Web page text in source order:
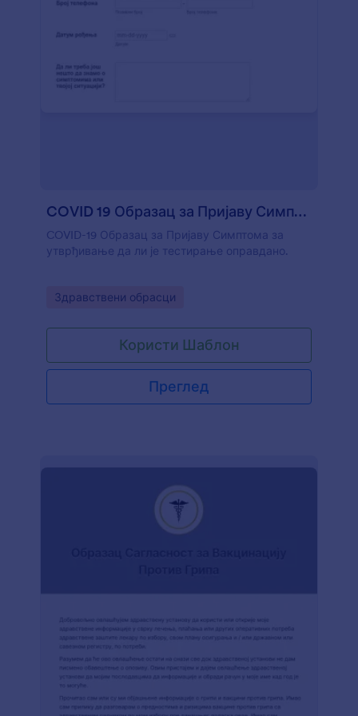
COVID 19 Образац за Пријаву Симптома
COVID-19 Образац за Пријаву Симптома за
утврђивање да ли је тестирање оправдано.
Go to Category:
Здравствени обрасци
Користи Шаблон
Преглед